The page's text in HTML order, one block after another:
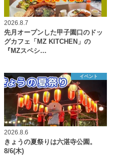
2026.8.7
先月オープンした甲子園口のドッ
グカフェ「MZ KITCHEN」の
『MZスペシ…
イベント
2026.8.6
きょうの夏祭りは六湛寺公園。
8/6(木)